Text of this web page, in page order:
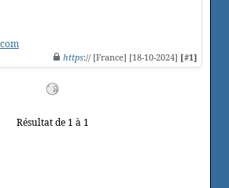
https:// [France] [18-10-2024] [#1]
Résultat de 1 à 1